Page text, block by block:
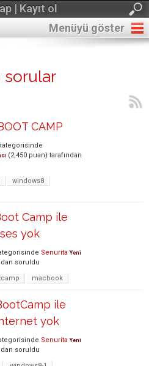
| Kayıt ol
Menüyü göster
CAMP
(2,450 puan) tarafından
windows8
Camp ile
yok
Senurita Yeni
soruldu
macbook
ile
yok
Senurita Yeni
soruldu